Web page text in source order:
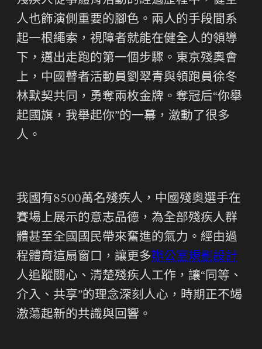
人也飾演側重要的腳色。兩人的手段間系
起一根繩索，視障者就能在健全人的領導
下，邁出走跑的第一個步驟。東京殘奧會
上，中國瞽者活動員劉翠青與領跑員徐冬
林默契共同，勇奪兩枚金牌。奪冠后“你舉
起國旗，我舉起你”的一幕，激動了很多
人。
我國有8500萬名殘疾人，中國殘奧選手在
賽場上展示的意志品德，為全部殘疾人群
體甚至全國國民帶來奮進的氣力。經由過
程體育這扇窗口，讓更多辦公室規劃設計
人追蹤關心、清楚殘疾人工作，讓“同等、
介入、共享”的理念深刻人心，時期正不竭
激蕩起新的共識與回響。